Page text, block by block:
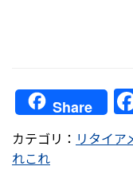
Share
カテゴリ： リタイア
れこれ